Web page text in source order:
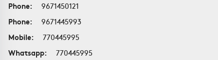
Phone:
9671450121
Phone:
9671445993
Mobile:
770445995
Whatsapp:
770445995